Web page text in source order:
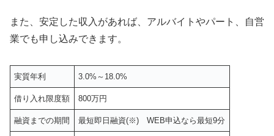
また、安定した収入があれば、アルバイトやパート、自営
業でも申し込みできます。
実質年利 3.0%～18.0%
借り入れ限度額 800万円
融資までの期間 最短即日融資(※) WEB申込なら最短9分